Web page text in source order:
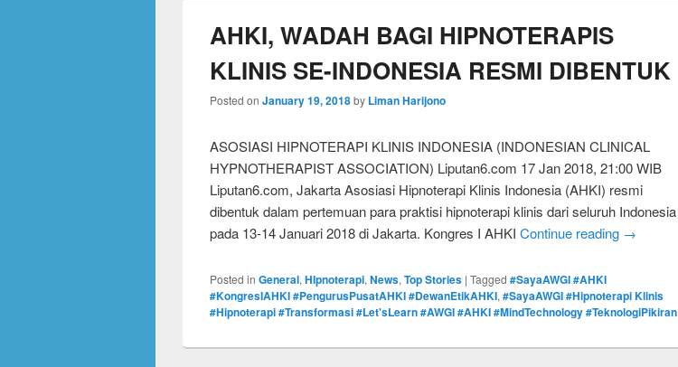
AHKI, WADAH BAGI HIPNOTERAPIS
KLINIS SE-INDONESIA RESMI DIBENTUK
Posted on January 19, 2018by Liman Harijono
ASOSIASI HIPNOTERAPI KLINIS INDONESIA (INDONESIAN CLINICAL
HYPNOTHERAPIST ASSOCIATION) Liputan6.com 17 Jan 2018, 21:00 WIB
Liputan6.com, Jakarta Asosiasi Hipnoterapi Klinis Indonesia (AHKI) resmi
dibentuk dalam pertemuan para praktisi hipnoterapi klinis dari seluruh Indonesia
pada 13-14 Januari 2018 di Jakarta. Kongres I AHKI Continue reading →
Posted in General, HIpnoterapi, News, Top Stories | Tagged #SayaAWGI #AHKI
#KongresIAHKI #PengurusPusatAHKI #DewanEtikAHKI, #SayaAWGI #Hipnoterapi Klinis
#Hipnoterapi #Transformasi #Let'sLearn #AWGI #AHKI #MindTechnology #TeknologiPikiran